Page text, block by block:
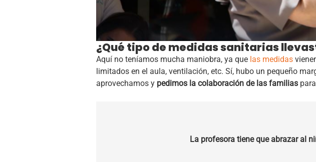
¿Qué tipo de medidas sanitarias
Aquí no teníamos mucha maniobra, ya que las medidas
limitados en el aula, ventilación, etc. Sí, hubo un pequeño
aprovechamos y pedimos la colaboración de las familias
La profesora tiene que abrazar al